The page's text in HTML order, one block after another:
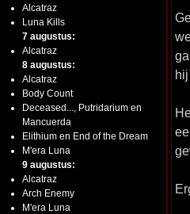
Alcatraz
Luna Kills
7 augustus:
Alcatraz
8 augustus:
Alcatraz
Body Count
Deceased..., Putridarium en
Mancuerda
Elithium en End of the Dream
M'era Luna
9 augustus:
Alcatraz
Arch Enemy
M'era Luna